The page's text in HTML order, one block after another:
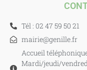
Tél : 02 47 59 50 21
mairie@genille.fr
Accueil
Mardi/jeudi/